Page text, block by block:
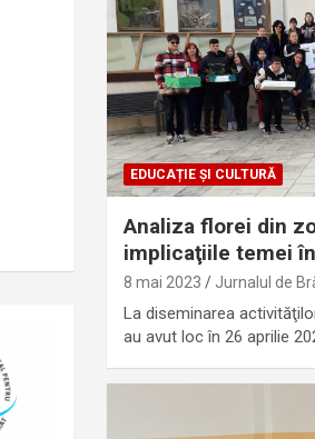
EDUCAȚIE ȘI CULTURĂ
Analiza florei din
implicaţiile temei
8 mai 2023 Jurnalul de
La diseminarea
au avut loc în 26 aprilie